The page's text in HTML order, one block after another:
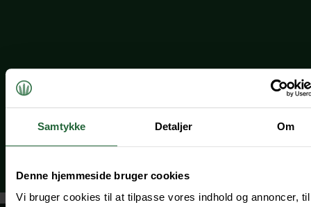
Samtykke Detaljer Om
Denne hjemmeside bruger cookies
Vi bruger cookies til at tilpasse vores indhold og annoncer,